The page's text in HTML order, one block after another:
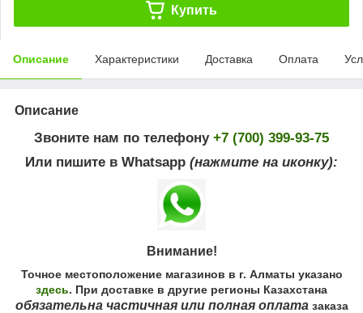
Купить
Описание Характеристики Доставка Оплата
Описание
Звоните нам по телефону +7 (700) 399-93-75
Или пишите в Whatsapp (нажмите на иконку):
Внимание!
Точное местоположение магазинов в г. Алматы указано
здесь. При доставке в другие регионы Казахстана
обязательна частичная или полная оплатазаказа